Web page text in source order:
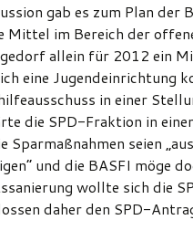
gab es zum Plan der
Mittel im Bereich der
allein für 2012 ein
eine Jugendeinrichtung
in einer
die SPD-Fraktion in
Sparmaßnahmen seien „aus
und die BASFI möge
wollte sich die
daher den SPD-